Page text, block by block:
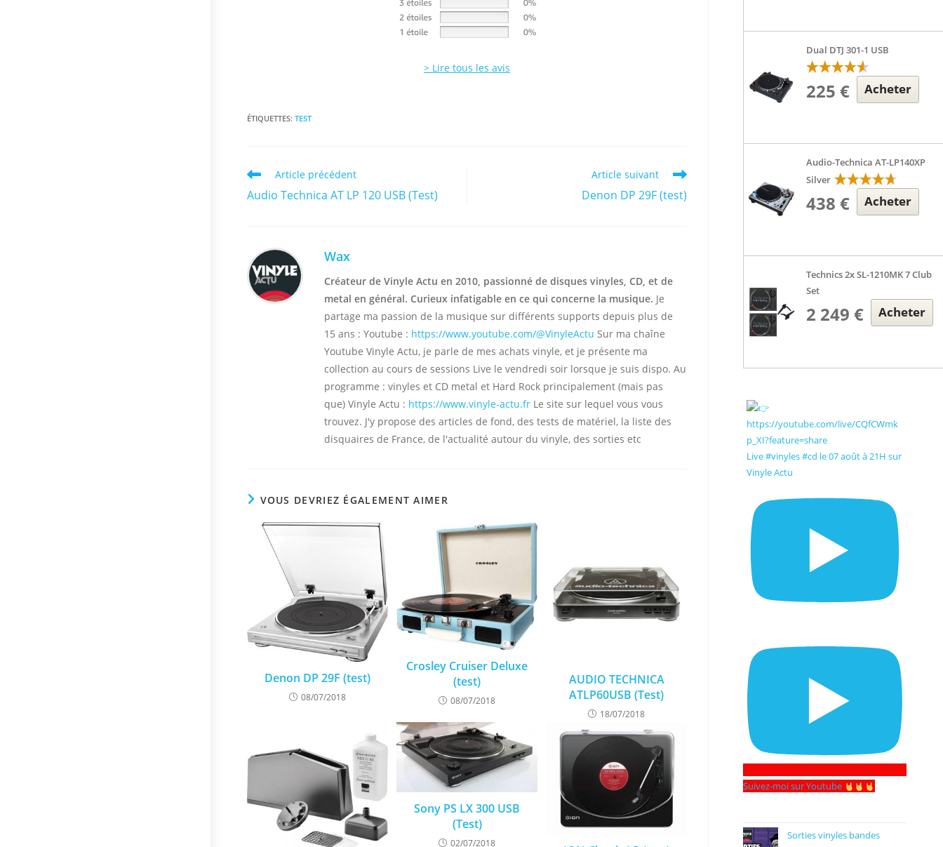
> Lire tous les avis
ÉTIQUETTES:TEST
Read
more
articles
Article précédent
Audio Technica AT LP 120 USB (Test)
Article suivant
Denon DP 29F (test)
Wax
Créateur de Vinyle Actu en 2010, passionné de disques vinyles, CD, et de
metal en général. Curieux infatigable en ce qui concerne la musique. Je
partage ma passion de la musique sur différents supports depuis plus de
15 ans : Youtube : https://www.youtube.com/@VinyleActu Sur ma chaîne
Youtube Vinyle Actu, je parle de mes achats vinyle, et je présente ma
collection au cours de sessions Live le vendredi soir lorsque je suis dispo. Au
programme : vinyles et CD metal et Hard Rock principalement (mais pas
que) Vinyle Actu : https://www.vinyle-actu.fr Le site sur lequel vous vous
trouvez. J'y propose des articles de fond, des tests de matériel, la liste des
disquaires de France, de l'actualité autour du vinyle, des sorties etc
VOUS DEVRIEZ ÉGALEMENT AIMER
Denon DP 29F (test)
08/07/2018
Crosley Cruiser Deluxe
(test)
08/07/2018
AUDIO TECHNICA
ATLP60USB (Test)
18/07/2018
Sony PS LX 300 USB
(Test)
02/07/2018
Dual DTJ 301-1 USB
225 € Acheter
Audio-Technica AT-LP140XP
Silver
438 € Acheter
Technics 2x SL-1210MK 7 Club
Set
2 249 € Acheter
Live #vinyles #cd le 07 août à 21H sur
Vinyle Actu
Suivez-moi sur Youtube
Sorties vinyles bandes